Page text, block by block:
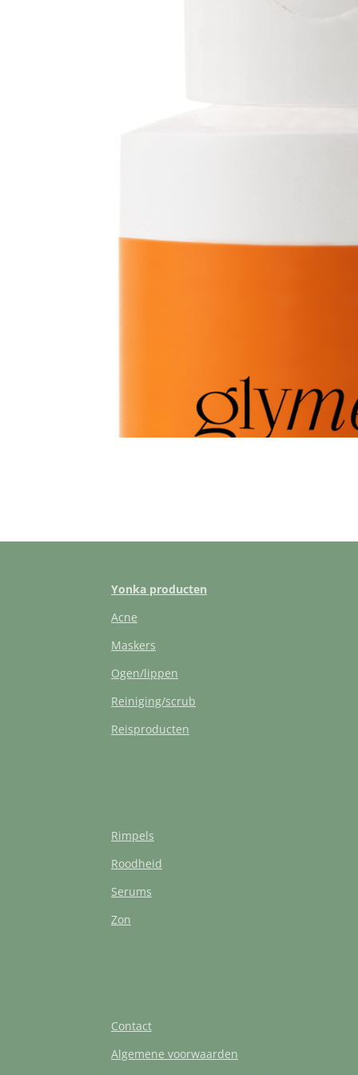
Yonka producten
Acne
Maskers
Ogen/lippen
Reiniging/scrub
Reisproducten
Rimpels
Roodheid
Serums
Zon
Contact
Algemene voorwaarden